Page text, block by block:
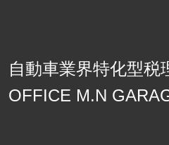
自動車業界特化型税
OFFICE M.N